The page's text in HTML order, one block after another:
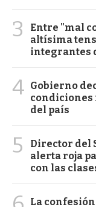
3
Entre "mal
altísima
integrantes
4 Gobierno
condiciones
del país
5
Director del
alerta roja
con las
La